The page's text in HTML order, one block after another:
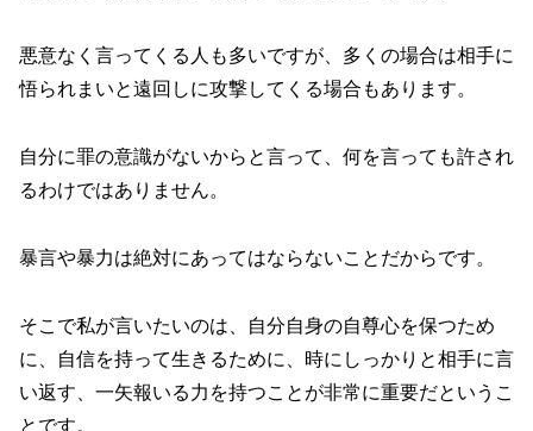
悪意なく言ってくる人も多いですが、多くの場合は相手に
悟られまいと遠回しに攻撃してくる場合もあります。
自分に罪の意識がないからと言って、何を言っても許され
るわけではありません。
暴言や暴力は絶対にあってはならないことだからです。
そこで私が言いたいのは、自分自身の自尊心を保つため
に、自信を持って生きるために、時にしっかりと相手に言
い返す、一矢報いる力を持つことが非常に重要だというこ
とです。